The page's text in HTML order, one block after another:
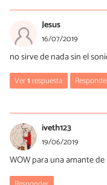
Jesus
16/07/2019
no sirve de nada sin el
Ver1respuesta
21/07/2021
Cierto, no sirve de
identificarlo
iveth123
19/06/2019
WOW para una amante